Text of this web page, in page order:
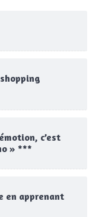
c’est
» ***
en apprenant